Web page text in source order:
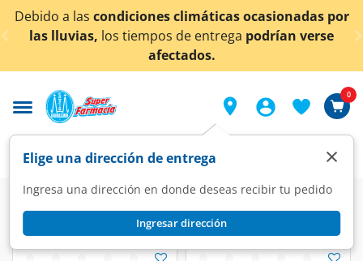
< div class="carousel-inner">
Debido a las condiciones climáticas ocasionadas por
las lluvias, los tiempos de entrega podrían verse
afectados.
Elige una dirección de entrega
Ingresa una dirección en donde deseas recibir tu pedido
Ingresar dirección
×
0
(3 productos)